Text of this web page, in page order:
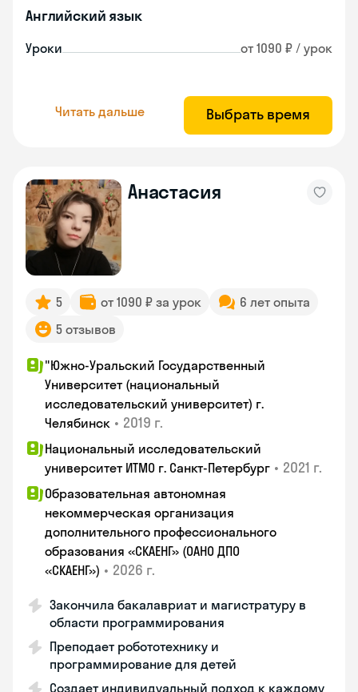
Английский язык
Уроки от 1090 ₽ / урок
Читать дальше Выбрать время
Анастасия
5 от 1090 ₽ за урок
6 лет опыта
5 отзывов
"Южно-Уральский Государственный
Университет (национальный
исследовательский университет) г.
Челябинск • 2019 г.
Национальный исследовательский
университет ИТМО г. Санкт-Петербург • 2021 г.
Образовательная автономная
некоммерческая организация
дополнительного профессионального
образования «СКАЕНГ» (ОАНО ДПО
«СКАЕНГ») • 2026 г.
Закончила бакалавриат и магистратуру в
области программирования
Преподает робототехнику и
программирование для детей
Создает индивидуальный подход к каждому